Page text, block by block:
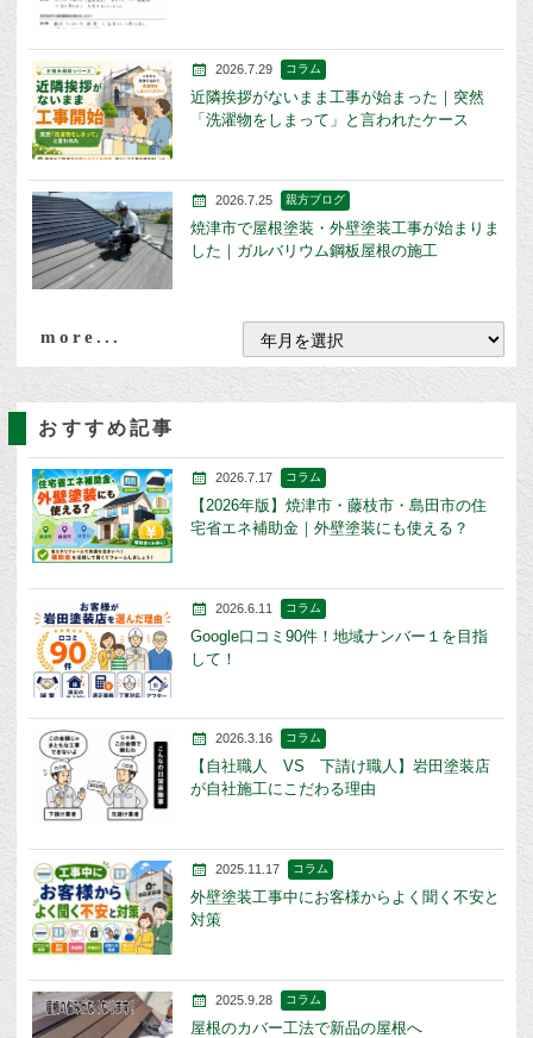
2026.7.29 コラム
近隣挨拶がないまま工事が始まった｜突然
「洗濯物をしまって」と言われたケース
2026.7.25 親方ブログ
焼津市で屋根塗装・外壁塗装工事が始まりま
した｜ガルバリウム鋼板屋根の施工
more...
おすすめ記事
2026.7.17 コラム
【2026年版】焼津市・藤枝市・島田市の住
宅省エネ補助金｜外壁塗装にも使える？
2026.6.11 コラム
Google口コミ90件！地域ナンバー１を目指
して！
2026.3.16 コラム
【自社職人 VS 下請け職人】岩田塗装店
が自社施工にこだわる理由
2025.11.17 コラム
外壁塗装工事中にお客様からよく聞く不安と
対策
2025.9.28 コラム
屋根のカバー工法で新品の屋根へ